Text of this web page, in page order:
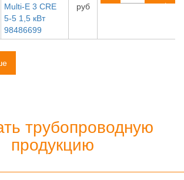
Multi-E 3 CRE
5-5 1,5 кВт
98486699
руб
трубопроводную
продукцию